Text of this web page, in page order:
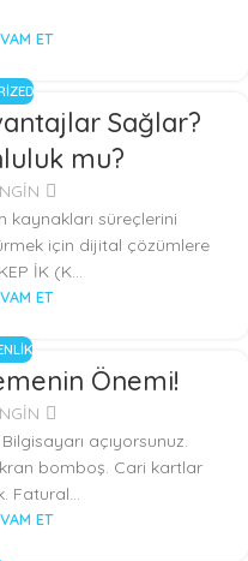
ET
Sağlar?
mu?
kaynakları süreçlerini
için dijital çözümlere
İK (K...
ET
Önemi!
açıyorsunuz.
bomboş. Cari kartlar
Fatural...
ET